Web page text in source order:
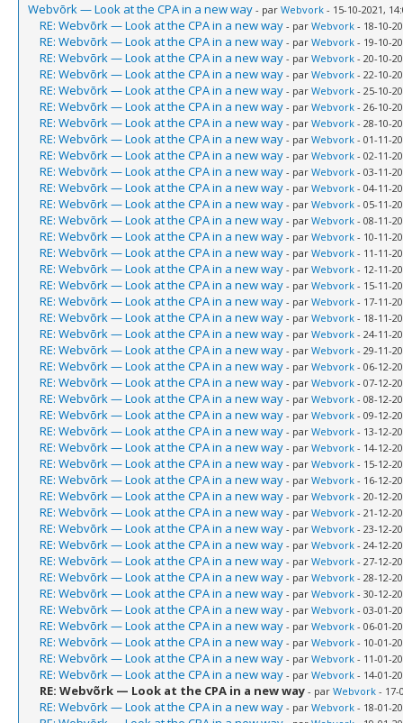
Webvõrk — Look at the CPA in a new way - par Webvork - 15-10-2021,
RE: Webvõrk — Look at the CPA in a new way - par Webvork - 18-10-
RE: Webvõrk — Look at the CPA in a new way - par Webvork - 19-10-
RE: Webvõrk — Look at the CPA in a new way - par Webvork - 20-10-
RE: Webvõrk — Look at the CPA in a new way - par Webvork - 22-10-
RE: Webvõrk — Look at the CPA in a new way - par Webvork - 25-10-
RE: Webvõrk — Look at the CPA in a new way - par Webvork - 26-10-
RE: Webvõrk — Look at the CPA in a new way - par Webvork - 28-10-
RE: Webvõrk — Look at the CPA in a new way - par Webvork - 01-11-
RE: Webvõrk — Look at the CPA in a new way - par Webvork - 02-11-
RE: Webvõrk — Look at the CPA in a new way - par Webvork - 03-11-
RE: Webvõrk — Look at the CPA in a new way - par Webvork - 04-11-
RE: Webvõrk — Look at the CPA in a new way - par Webvork - 05-11-
RE: Webvõrk — Look at the CPA in a new way - par Webvork - 08-11-
RE: Webvõrk — Look at the CPA in a new way - par Webvork - 10-11-
RE: Webvõrk — Look at the CPA in a new way - par Webvork - 11-11-
RE: Webvõrk — Look at the CPA in a new way - par Webvork - 12-11-
RE: Webvõrk — Look at the CPA in a new way - par Webvork - 15-11-
RE: Webvõrk — Look at the CPA in a new way - par Webvork - 17-11-
RE: Webvõrk — Look at the CPA in a new way - par Webvork - 18-11-
RE: Webvõrk — Look at the CPA in a new way - par Webvork - 24-11-
RE: Webvõrk — Look at the CPA in a new way - par Webvork - 29-11-
RE: Webvõrk — Look at the CPA in a new way - par Webvork - 06-12-
RE: Webvõrk — Look at the CPA in a new way - par Webvork - 07-12-
RE: Webvõrk — Look at the CPA in a new way - par Webvork - 08-12-
RE: Webvõrk — Look at the CPA in a new way - par Webvork - 09-12-
RE: Webvõrk — Look at the CPA in a new way - par Webvork - 13-12-
RE: Webvõrk — Look at the CPA in a new way - par Webvork - 14-12-
RE: Webvõrk — Look at the CPA in a new way - par Webvork - 15-12-
RE: Webvõrk — Look at the CPA in a new way - par Webvork - 16-12-
RE: Webvõrk — Look at the CPA in a new way - par Webvork - 20-12-
RE: Webvõrk — Look at the CPA in a new way - par Webvork - 21-12-
RE: Webvõrk — Look at the CPA in a new way - par Webvork - 23-12-
RE: Webvõrk — Look at the CPA in a new way - par Webvork - 24-12-
RE: Webvõrk — Look at the CPA in a new way - par Webvork - 27-12-
RE: Webvõrk — Look at the CPA in a new way - par Webvork - 28-12-
RE: Webvõrk — Look at the CPA in a new way - par Webvork - 30-12-
RE: Webvõrk — Look at the CPA in a new way - par Webvork - 03-01-
RE: Webvõrk — Look at the CPA in a new way - par Webvork - 06-01-
RE: Webvõrk — Look at the CPA in a new way - par Webvork - 10-01-
RE: Webvõrk — Look at the CPA in a new way - par Webvork - 11-01-
RE: Webvõrk — Look at the CPA in a new way - par Webvork - 14-01-
RE: Webvõrk — Look at the CPA in a new way - par Webvork - 17-
RE: Webvõrk — Look at the CPA in a new way - par Webvork - 18-01-